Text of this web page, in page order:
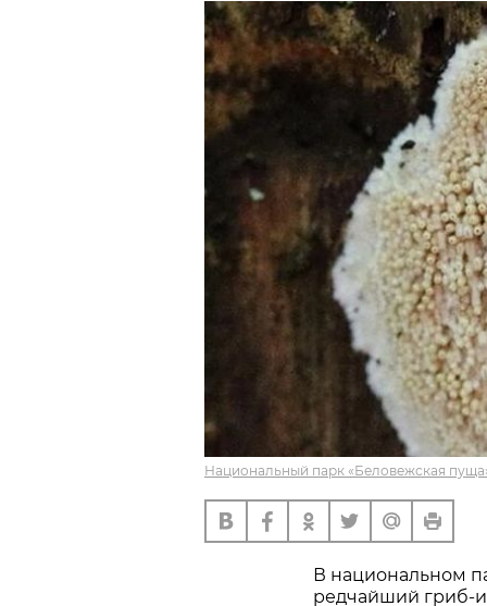
Национальный парк «Беловежская
В национальном
редчайший гриб-